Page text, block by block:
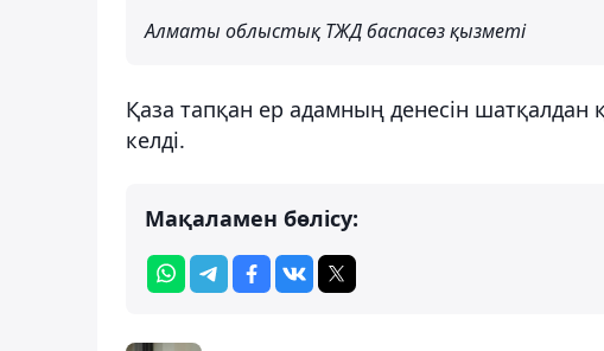
Алматы облыстық ТЖД баспасөз қызметі
Қаза тапқан ер адамның денесін шатқалдан
келді.
Мақаламен бөлісу: